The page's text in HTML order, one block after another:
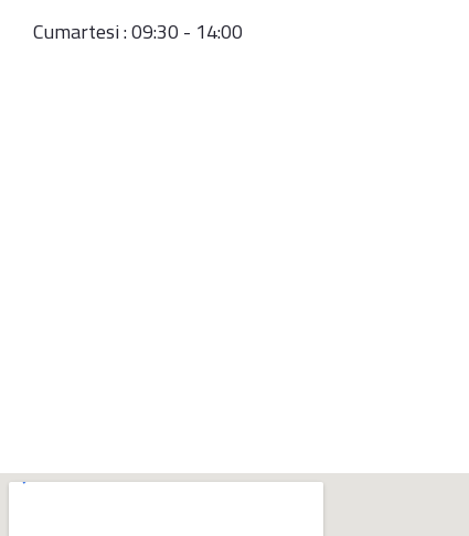
Cumartesi : 09:30 - 14:00